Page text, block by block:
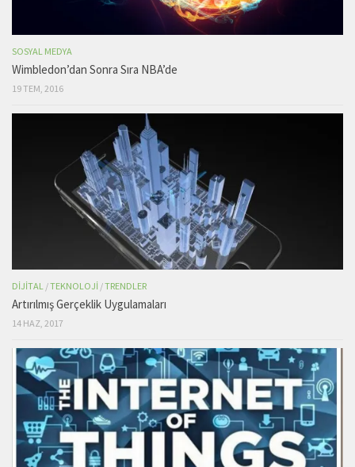
SOSYAL MEDYA
Wimbledon’dan Sonra Sıra NBA’de
19 TEM, 2016
DIJITAL /TEKNOLOJI /TRENDLER
Artırılmış Gerçeklik Uygulamaları
14 HAZ, 2017